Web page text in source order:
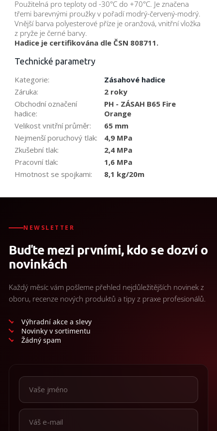
Použitelná pro teploty od -30°C do +70°C. Je značena
třemi barevnými proužky v pořadí modrý-červený-modrý.
Vnější barva polyesterové příze je oranžová, vnitřní vložka
z pryže je černé barvy.
Hadice je certifikována dle ČSN 808711.
Technické parametry
Kategorie:
Zásahové hadice
Záruka:
2 roky
Obchodní označení
hadice:
PH - ZÁSAH B65 Fire
Orange
Velikost vnitřní průměr:
65 mm
Nejmenší poruchový tlak:
4,9 MPa
Zkušební tlak:
2,4 MPa
Pracovní tlak:
1,6 MPa
Hmotnost se spojkami: 8,1 kg/20m
NEWSLETTER
Buďte mezi prvními, kdo se dozví o
novinkách
Každý měsíc vám pošleme přehled nejdůležitějších novinek z
oboru, recenze nových produktů a tipy z praxe profesionálů.
Výhradní akce a slevy
Novinky v sortimentu
Žádný spam